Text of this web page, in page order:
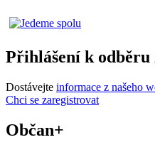
Přihlášení k odběru
Dostávejte informace z našeho
Chci se zaregistrovat
Občan+